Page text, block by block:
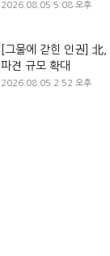
2026.08.05 5:08 오후
[그물에 갇힌 인권] 北
파견 규모 확대
2026.08.05 2:52 오후